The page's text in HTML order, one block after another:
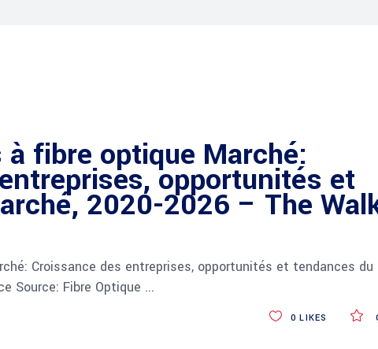
fibre optique Marché:
opportunités et
2020-2026 – The
Croissance des entreprises, opportunités et tendances du
Source: Fibre Optique
0 LIKES